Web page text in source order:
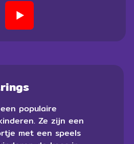
populaire
Ze zijn een
met een speels